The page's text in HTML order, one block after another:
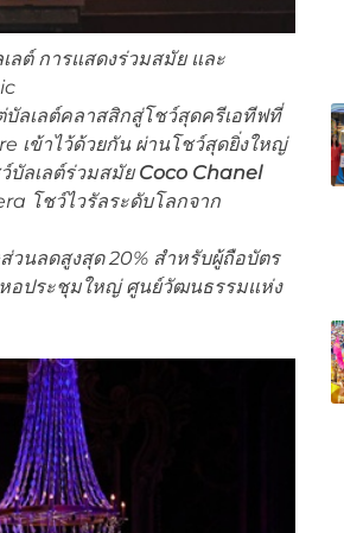
ลต์ การแสดงร่วมสมัย และ
ลเลต์คลาสสิกสู่โชว์สุดครีเอทีฟที่
เข้าไว้ด้วยกัน ผ่านโชว์สุดยิ่งใหญ่
บัลเลต์ร่วมสมัยCoco Chanel
โชว์ไวรัลระดับโลกจาก
นลดสูงสุด 20% สำหรับผู้ถือบัตร
อประชุมใหญ่ ศูนย์วัฒนธรรมแห่ง